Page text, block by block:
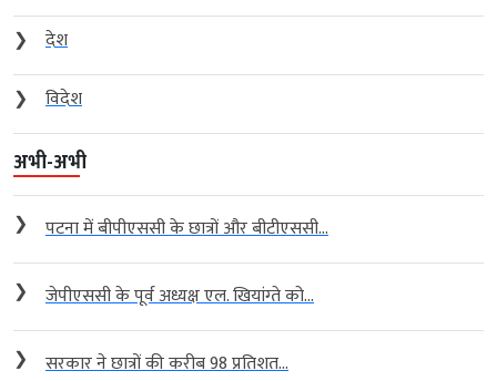
❯
देश
❯
विदेश
अभी-अभी
❯ पटना में बीपीएससी के छात्रों और बीटीएससी...
❯ जेपीएससी के पूर्व अध्यक्ष एल. खियांग्ते को...
❯ सरकार ने छात्रों की करीब 98 प्रतिशत...